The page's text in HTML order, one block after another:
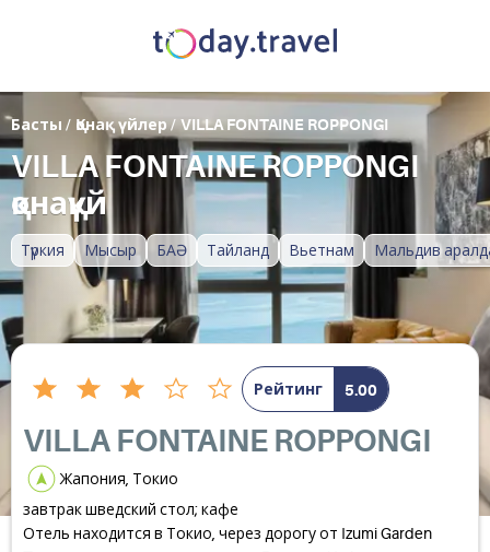
Түркия Мысыр БАӘ Тайланд Вьетнам Мальдив
Басты / Қонақ үйлер/ VILLA FONTAINE ROPPONGI
VILLA FONTAINE ROPPONGI
қонақүй
Рейтинг 5.00
VILLA FONTAINE ROPPONGI
Жапония, Токио
завтрак шведский стол; кафе
Отель находится в Токио, через дорогу от Izumi Garden